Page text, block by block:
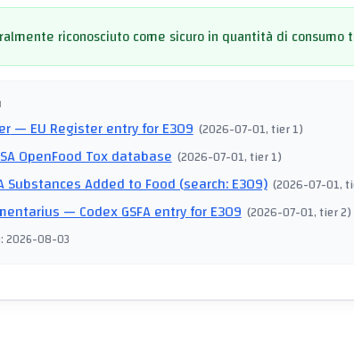
riconosciuto come sicuro in quantità di consumo
— EU Register entry for E309 (2026-07-01, tier 1)
OpenFood Tox database (2026-07-01, tier 1)
Added to Food (search: E309) (2026-07-01,
— Codex GSFA entry for E309 (2026-07-01, tier 2)
:2026-08-03